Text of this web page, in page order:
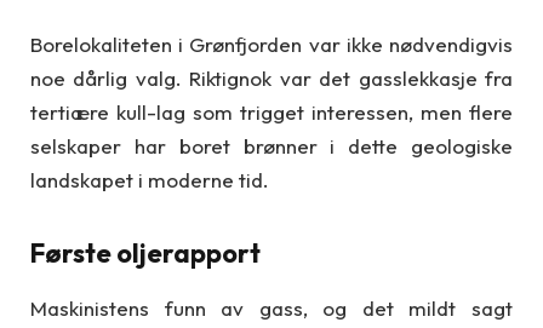
Borelokaliteten i Grønfjorden var ikke nødvendigvis
noe dårlig valg. Riktignok var det gasslekkasje fra
tertiære kull-lag som trigget interessen, men flere
selskaper har boret brønner i dette geologiske
landskapet i moderne tid.
Første oljerapport
Maskinistens funn av gass, og det mildt sagt